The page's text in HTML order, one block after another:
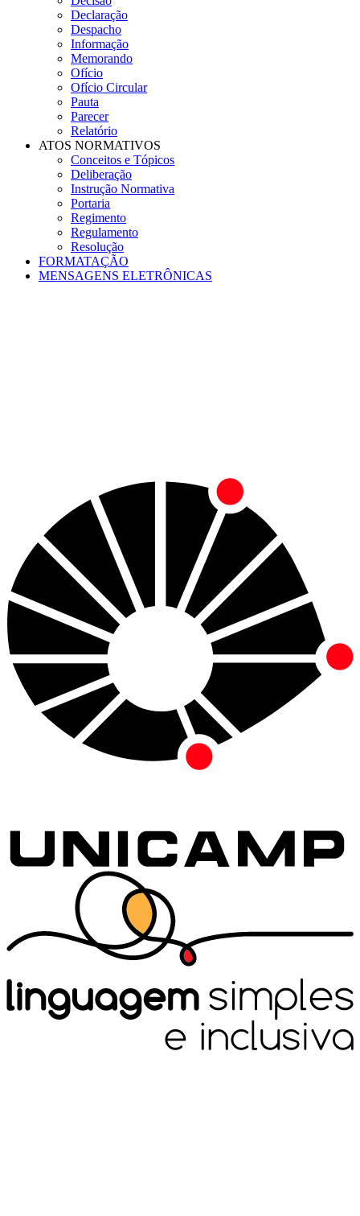
Declaração
Despacho
Informação
Memorando
Ofício
Ofício Circular
Pauta
Parecer
Relatório
ATOS NORMATIVOS
Conceitos e Tópicos
Deliberação
Instrução Normativa
Portaria
Regimento
Regulamento
Resolução
FORMATAÇÃO
MENSAGENS ELETRÔNICAS